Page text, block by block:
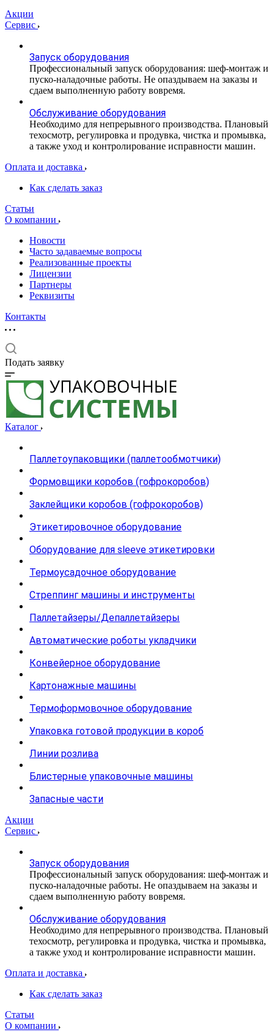
Акции
Сервис
Запуск оборудования
Профессиональный запуск оборудования: шеф-монтаж и
пуско-наладочные работы. Не опаздываем на заказы и
сдаем выполненную работу вовремя.
Обслуживание оборудования
Необходимо для непрерывного производства. Плановый
техосмотр, регулировка и продувка, чистка и промывка,
а также уход и контролирование исправности машин.
Оплата и доставка
Как сделать заказ
Статьи
О компании
Новости
Часто задаваемые вопросы
Реализованные проекты
Лицензии
Партнеры
Реквизиты
Контакты
Подать заявку
Каталог
Паллетоупаковщики (паллетообмотчики)
Формовщики коробов (гофрокоробов)
Заклейщики коробов (гофрокоробов)
Этикетировочное оборудование
Оборудование для sleeve этикетировки
Термоусадочное оборудование
Стреппинг машины и инструменты
Паллетайзеры/Депаллетайзеры
Автоматические роботы укладчики
Конвейерное оборудование
Картонажные машины
Термоформовочное оборудование
Упаковка готовой продукции в короб
Линии розлива
Блистерные упаковочные машины
Запасные части
Акции
Сервис
Запуск оборудования
Профессиональный запуск оборудования: шеф-монтаж и
пуско-наладочные работы. Не опаздываем на заказы и
сдаем выполненную работу вовремя.
Обслуживание оборудования
Необходимо для непрерывного производства. Плановый
техосмотр, регулировка и продувка, чистка и промывка,
а также уход и контролирование исправности машин.
Оплата и доставка
Как сделать заказ
Статьи
О компании